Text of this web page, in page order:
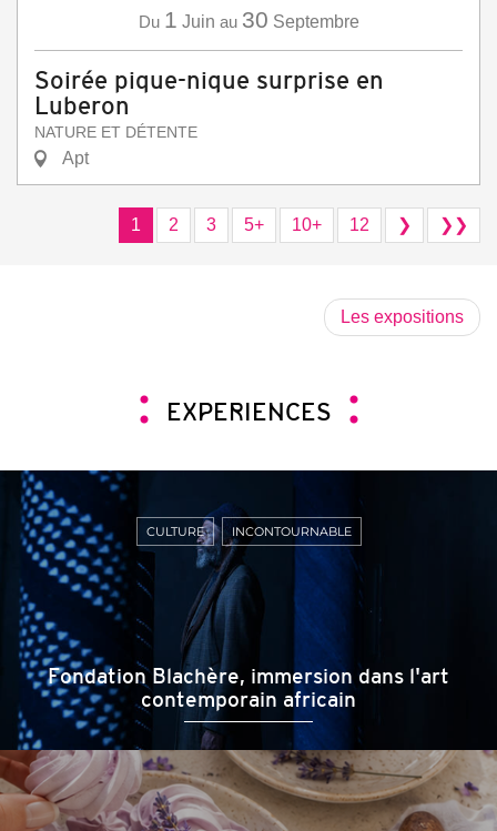
Du 1 Juin au 30 Septembre
Soirée pique-nique surprise en
Luberon
NATURE ET DÉTENTE
Apt
1 2 3 5+ 10+ 12 ❯ ❯❯
Les expositions
EXPERIENCES
Fondation Blachère, immersion dans l'art
contemporain africain
CULTURE INCONTOURNABLE